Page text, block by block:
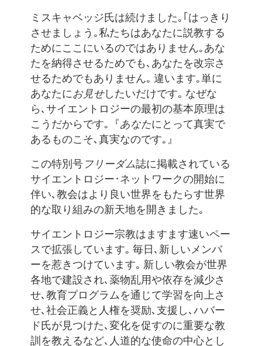
ミスキャベッジ氏は続けました｡｢はっきり
させましょう｡私たちはあなたに説教する
ためにここにいるのではありません｡あな
たを納得させるためでも､あなたを改宗さ
せるためでもありません｡ 違います｡単に
あなたにお見せしたいだけです｡ なぜな
ら､サイエントロジーの最初の基本原理は
こうだからです｡『あなたにとって真実で
あるものこそ､真実なのです｡』
この特別号フリーダム誌に掲載されている
サイエントロジー･ネットワークの開始に
伴い､教会はより良い世界をもたらす世界
的な取り組みの新天地を開きました｡
サイエントロジー宗教はますます速いペー
スで拡張しています｡ 毎日､新しいメンバ
ーを惹きつけています｡ 新しい教会が世界
各地で建設され､薬物乱用や依存を減少さ
せ､教育プログラムを通じて学習を向上さ
せ､社会正義と人権を奨励､支援し､ハバー
ド氏が見つけた､変化を促すのに重要な教
訓を教えるなど､人道的な使命の中心とし